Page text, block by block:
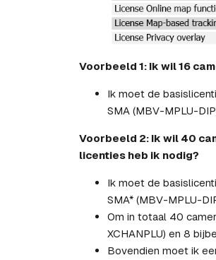
Voorbeeld 1: Ik wil 16
Ik moet de
SMA (MBV-MPLU-
Voorbeeld 2: Ik wil 40
licenties heb ik nodig?
Ik moet de
SMA* (MBV-MPLU-
Om in totaal 40
XCHANPLU) en 8
Bovendien moet ik